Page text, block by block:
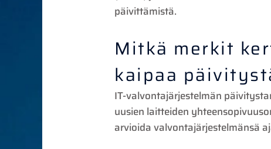
päivittämistä.
Mitkä merkit
kaipaa
IT-valvontajärjestelmän
uusien laitteiden
arvioida valvontajärjestelmänsä